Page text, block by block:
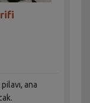
ana